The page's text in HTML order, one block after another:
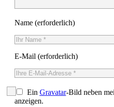
Name (erforderlich)
E-Mail (erforderlich)
Ein Gravatar-Bild neben
anzeigen.